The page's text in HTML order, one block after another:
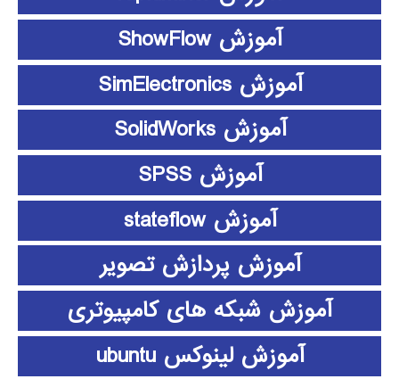
آموزش ShowFlow
آموزش SimElectronics
آموزش SolidWorks
آموزش SPSS
آموزش stateflow
آموزش پردازش تصویر
آموزش شبکه های کامپیوتری
آموزش لینوکس ubuntu